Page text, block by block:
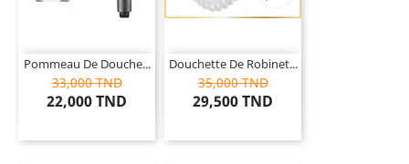
Pommeau De Douche...
33,000 TND
22,000 TND
Douchette De Robinet...
35,000 TND
29,500 TND